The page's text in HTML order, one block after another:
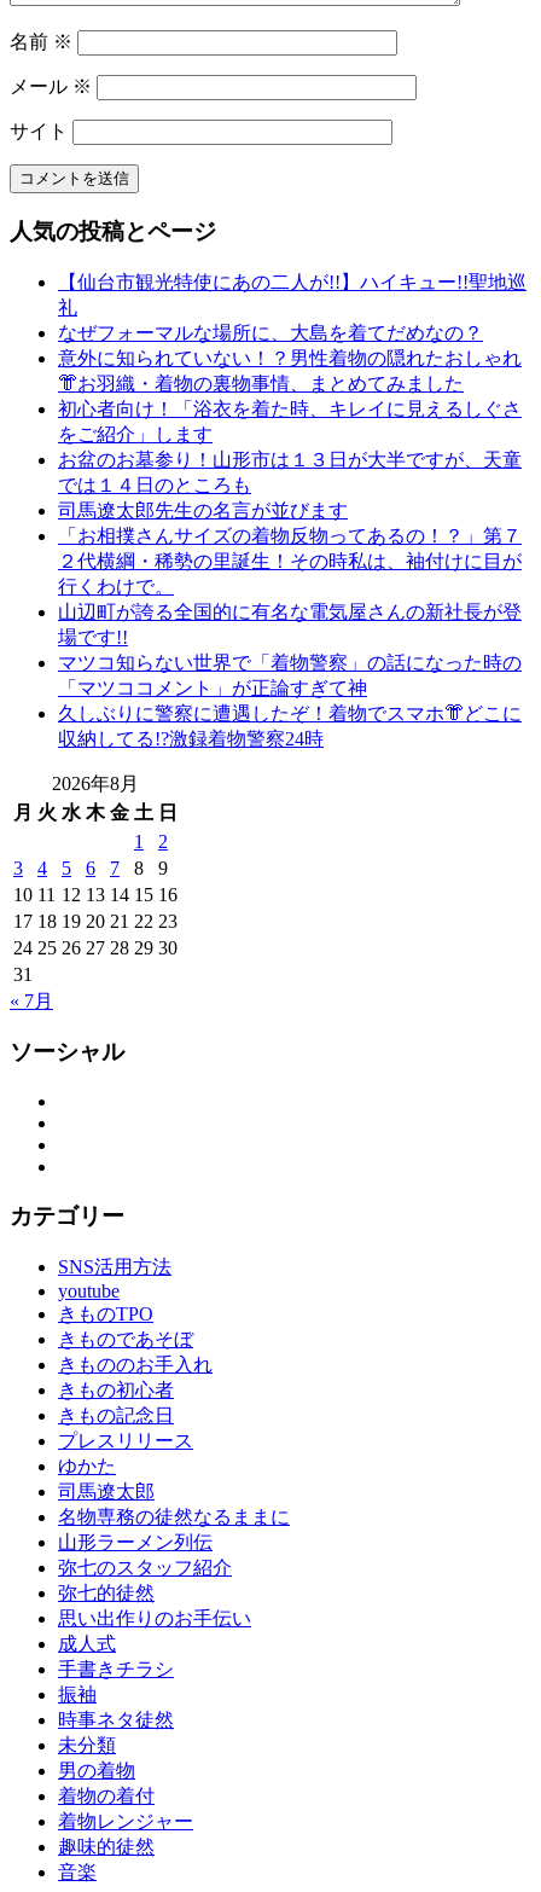
名前 ※
メール ※
サイト
人気の投稿とページ
【仙台市観光特使にあの二人が!!】ハイキュー!!聖地巡
礼
なぜフォーマルな場所に、大島を着てだめなの？
意外に知られていない！？男性着物の隠れたおしゃれ
👘お羽織・着物の裏物事情、まとめてみました
初心者向け！「浴衣を着た時、キレイに見えるしぐさ
をご紹介」します
お盆のお墓参り！山形市は１３日が大半ですが、天童
では１４日のところも
司馬遼太郎先生の名言が並びます
「お相撲さんサイズの着物反物ってあるの！？」第７
２代横綱・稀勢の里誕生！その時私は、袖付けに目が
行くわけで。
山辺町が誇る全国的に有名な電気屋さんの新社長が登
場です!!
マツコ知らない世界で「着物警察」の話になった時の
「マツココメント」が正論すぎて神
久しぶりに警察に遭遇したぞ！着物でスマホ👘どこに
収納してる!?激録着物警察24時
2026年8月
月 火 水 木 金 土 日
1
2
3
4 5 6 7 8
9
10 11 12 13 14 15 16
17 18 19 20 21 22 23
24 25 26 27 28 29 30
31
« 7月
ソーシャル
カテゴリー
SNS活用方法
youtube
きものTPO
きものであそぼ
きもののお手入れ
きもの初心者
きもの記念日
プレスリリース
ゆかた
司馬遼太郎
名物専務の徒然なるままに
山形ラーメン列伝
弥七のスタッフ紹介
弥七的徒然
思い出作りのお手伝い
成人式
手書きチラシ
振袖
時事ネタ徒然
未分類
男の着物
着物の着付
着物レンジャー
趣味的徒然
音楽